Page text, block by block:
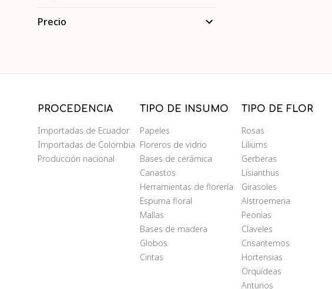
Precio
PROCEDENCIA
Importadas de Ecuador
Importadas de Colombia
Producción nacional
TIPO DE INSUMO
Papeles
Floreros de vidrio
Bases de cerámica
Canastos
Herramientas de florería
Espuma floral
Mallas
Bases de madera
Globos
Cintas
TIPO DE FLOR
Rosas
Liliums
Gerberas
Lisianthus
Girasoles
Alstroemeria
Peonias
Claveles
Crisantemos
Hortensias
Orquídeas
Anturios